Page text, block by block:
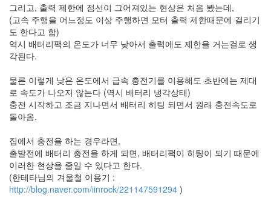
그리고, 출력 제한에 점선이 그어져있는 현상은 처음 봤는데,
(고속 주행을 어느정도 이상 주행하면 모터 출력 제한때문에 걸리기
도 한다고 함)
역시 배터리팩의 온도가 너무 낮아서 출력에도 제한을 거는걸로 생
각된다.
물론 이렇게 낮은 온도에서 급속 충전기를 이용해도 초반에는 제대
로 속도가 나오지 않는다 (역시 배터리 냉각상태)
충전 시작하고 조금 지나면서 배터리 히팅 되면서 원래 충전속도로
돌아옴.
집에서 충전을 하는 경우라면,
출발전에 배터리 충전을 하게 되면, 배터리팩이 히팅이 되기 때문에
이러한 현상을 줄일 수 있다고 한다.
(한테타님의 겨울철 이용기 :
http://blog.naver.com/iinrock/221147591294 )